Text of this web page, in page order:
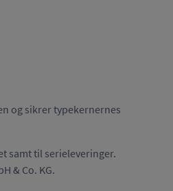
og sikrer typekernernes
samt til serieleveringer.
& Co. KG.